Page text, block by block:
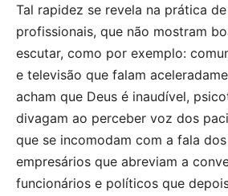
Tal rapidez se revela na prática
profissionais, que não mostram
escutar, como por exemplo:
e televisão que falam
acham que Deus é inaudível,
divagam ao perceber voz dos
que se incomodam com a fala dos
empresários que abreviam a
funcionários e políticos que